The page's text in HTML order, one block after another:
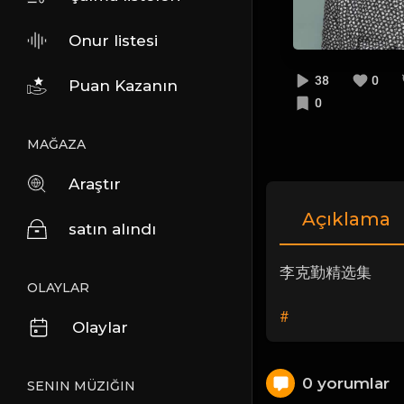
Onur listesi
Puan Kazanın
MAĞAZA
Araştır
satın alındı
OLAYLAR
Olaylar
SENIN MÜZIĞIN
38
0
0
Açıklama
李克勤精选集
#
0 yorumlar